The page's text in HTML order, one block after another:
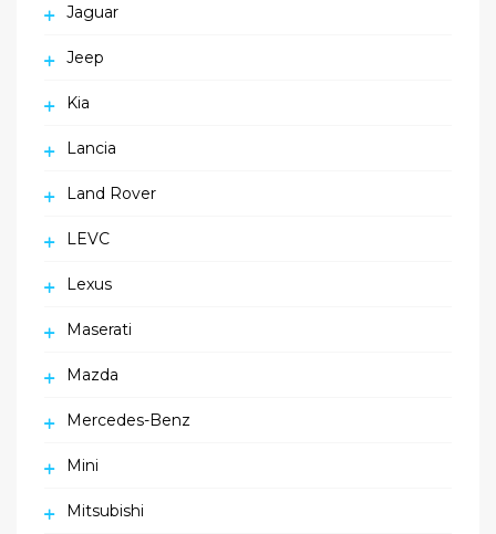
Jaguar
Jeep
Kia
Lancia
Land Rover
LEVC
Lexus
Maserati
Mazda
Mercedes-Benz
Mini
Mitsubishi